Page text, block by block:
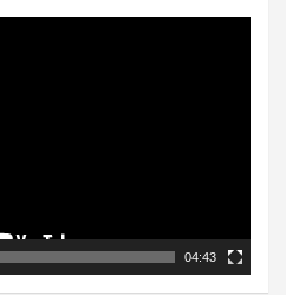
04:43